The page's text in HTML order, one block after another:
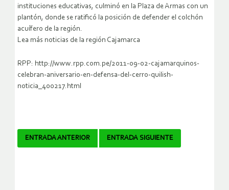
instituciones educativas, culminó en la Plaza de Armas con un
plantón, donde se ratificó la posición de defender el colchón
acuífero de la región.
Lea más noticias de la región Cajamarca
RPP: http://www.rpp.com.pe/2011-09-02-cajamarquinos-
celebran-aniversario-en-defensa-del-cerro-quilish-
noticia_400217.html
Navegador
ENTRADA ANTERIOR ENTRADA SIGUIENTE